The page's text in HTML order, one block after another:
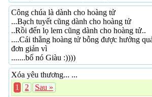
Công chúa là dành cho hoàng tử
...Bạch tuyết cũng dành cho hoàng tử
..Rồi đến lọ lem cũng dành cho hoàng tử..
....Cái thằng hoàng tử bỗng được hưởng
đơn giản vì
.......bố nó Giàu :))))
Xóa yêu thương... ...
1
2 Sau »